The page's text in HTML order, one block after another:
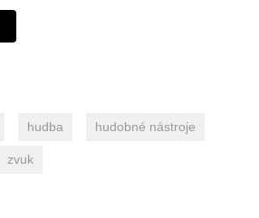
hudba hudobné nástroje
zvuk